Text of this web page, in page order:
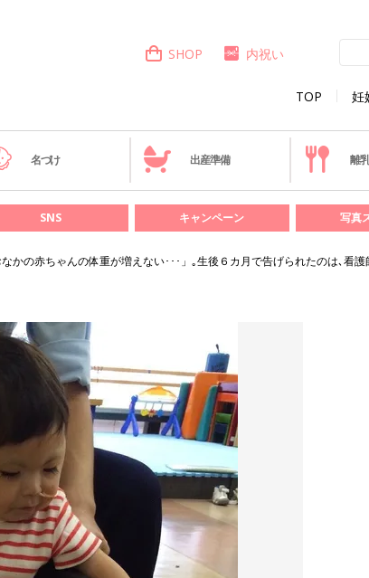
TOP 妊
SHOP 内祝い
名づけ 出産準備 離
SNS キャンペーン 写真
なかの赤ちゃんの体重が増えない･･･」｡生後６カ月で告げられたのは､看